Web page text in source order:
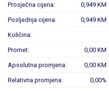
Prosječna cijena: 0,949 KM
Posljednja cijena: 0,949 KM
Količina:
Promet: 0,00 KM
Apsolutna promjena: 0,00 KM
Relativna promjena: 0,00%